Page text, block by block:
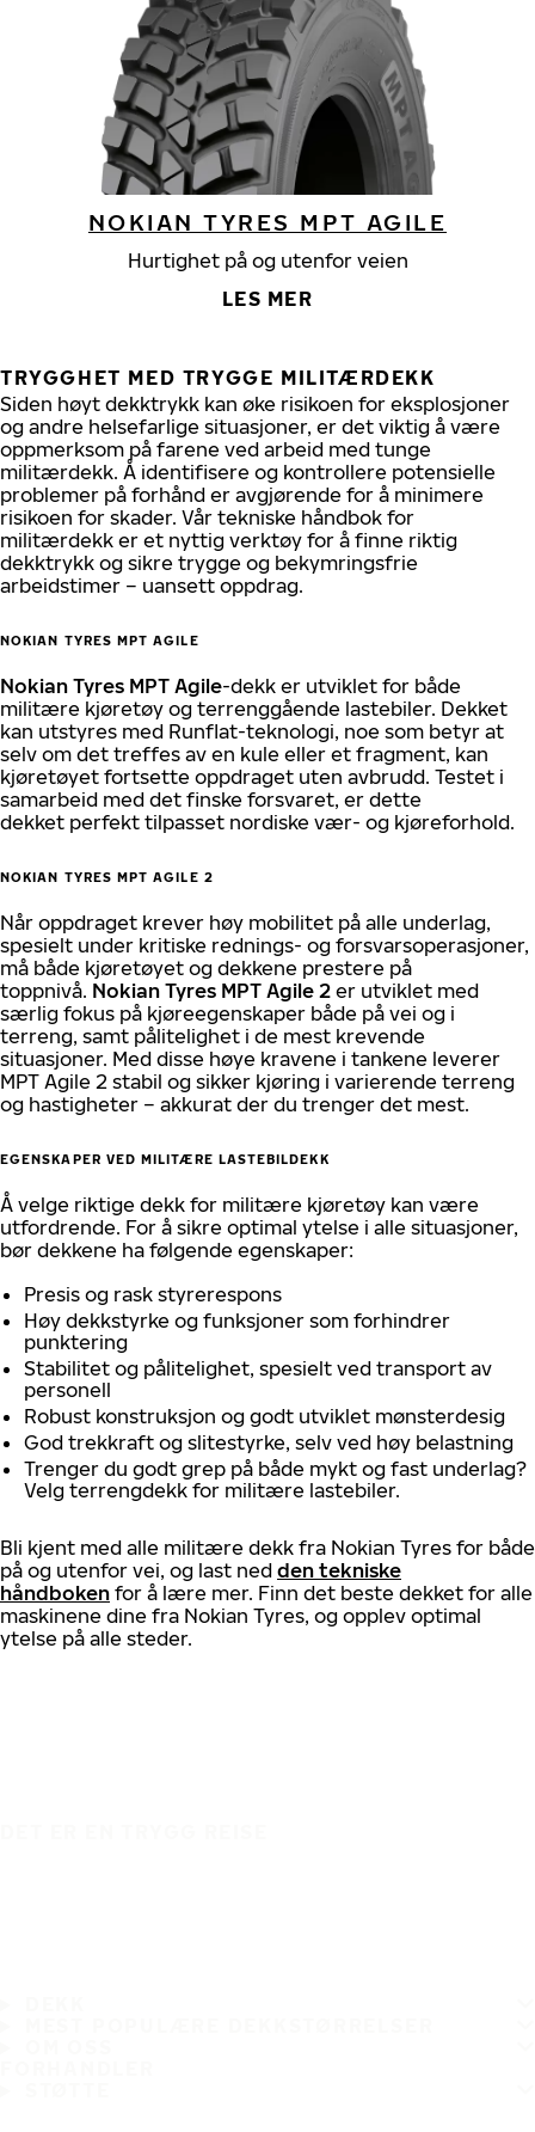
NOKIAN TYRES MPT AGILE
Hurtighet på og utenfor veien
LES MER
TRYGGHET MED TRYGGE MILITÆRDEKK
Siden høyt dekktrykk kan øke risikoen for eksplosjoner
og andre helsefarlige situasjoner, er det viktig å være
oppmerksom på farene ved arbeid med tunge
militærdekk. Å identifisere og kontrollere potensielle
problemer på forhånd er avgjørende for å minimere
risikoen for skader. Vår tekniske håndbok for
militærdekk er et nyttig verktøy for å finne riktig
dekktrykk og sikre trygge og bekymringsfrie
arbeidstimer – uansett oppdrag.
NOKIAN TYRES MPT AGILE
Nokian Tyres MPT Agile-dekk er utviklet for både
militære kjøretøy og terrenggående lastebiler. Dekket
kan utstyres med Runflat-teknologi, noe som betyr at
selv om det treffes av en kule eller et fragment, kan
kjøretøyet fortsette oppdraget uten avbrudd. Testet i
samarbeid med det finske forsvaret, er dette
dekket perfekt tilpasset nordiske vær- og kjøreforhold.
NOKIAN TYRES MPT AGILE 2
Når oppdraget krever høy mobilitet på alle underlag,
spesielt under kritiske rednings- og forsvarsoperasjoner,
må både kjøretøyet og dekkene prestere på
toppnivå. Nokian Tyres MPT Agile 2 er utviklet med
særlig fokus på kjøreegenskaper både på vei og i
terreng, samt pålitelighet i de mest krevende
situasjoner. Med disse høye kravene i tankene leverer
MPT Agile 2 stabil og sikker kjøring i varierende terreng
og hastigheter – akkurat der du trenger det mest.
EGENSKAPER VED MILITÆRE LASTEBILDEKK
Å velge riktige dekk for militære kjøretøy kan være
utfordrende. For å sikre optimal ytelse i alle situasjoner,
bør dekkene ha følgende egenskaper:
Presis og rask styrerespons
Høy dekkstyrke og funksjoner som forhindrer
punktering
Stabilitet og pålitelighet, spesielt ved transport av
personell
Robust konstruksjon og godt utviklet mønsterdesig
God trekkraft og slitestyrke, selv ved høy belastning
Trenger du godt grep på både mykt og fast underlag?
Velg terrengdekk for militære lastebiler.
Bli kjent med alle militære dekk fra Nokian Tyres for både
på og utenfor vei, og last ned den tekniske
håndboken for å lære mer. Finn det beste dekket for alle
maskinene dine fra Nokian Tyres, og opplev optimal
ytelse på alle steder.